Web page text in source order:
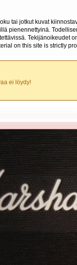
tai jotkut kuvat
pienennettyinä.
Tekijänoikeudet
on this site is strictly
ei löydy!